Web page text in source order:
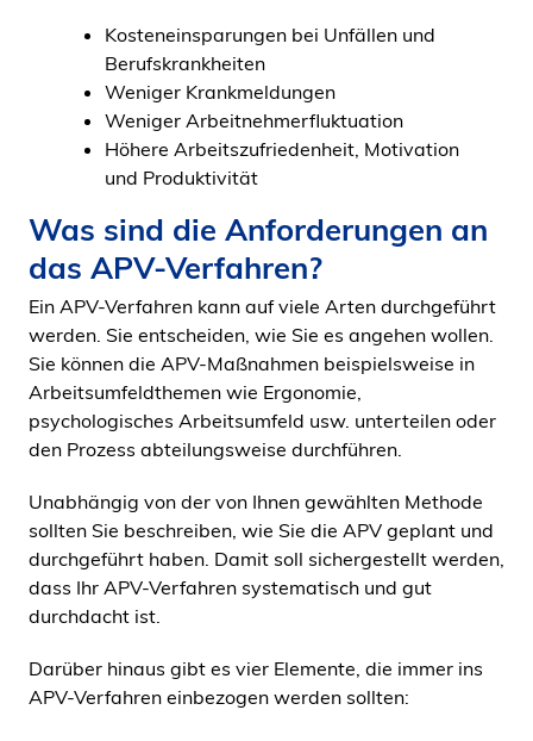
Kosteneinsparungen bei Unfällen und
Berufskrankheiten
Weniger Krankmeldungen
Weniger Arbeitnehmerfluktuation
Höhere Arbeitszufriedenheit, Motivation
und Produktivität
Was sind die Anforderungen an
das APV-Verfahren?
Ein APV-Verfahren kann auf viele Arten durchgeführt
werden. Sie entscheiden, wie Sie es angehen wollen.
Sie können die APV-Maßnahmen beispielsweise in
Arbeitsumfeldthemen wie Ergonomie,
psychologisches Arbeitsumfeld usw. unterteilen oder
den Prozess abteilungsweise durchführen.
Unabhängig von der von Ihnen gewählten Methode
sollten Sie beschreiben, wie Sie die APV geplant und
durchgeführt haben. Damit soll sichergestellt werden,
dass Ihr APV-Verfahren systematisch und gut
durchdacht ist.
Darüber hinaus gibt es vier Elemente, die immer ins
APV-Verfahren einbezogen werden sollten: